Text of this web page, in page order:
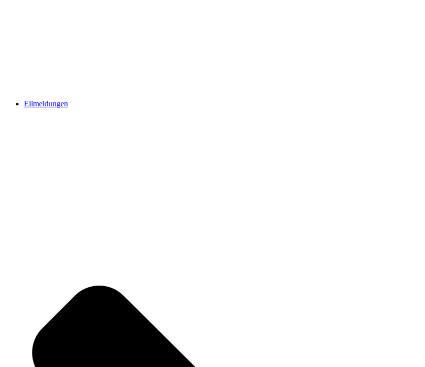
Eilmeldungen